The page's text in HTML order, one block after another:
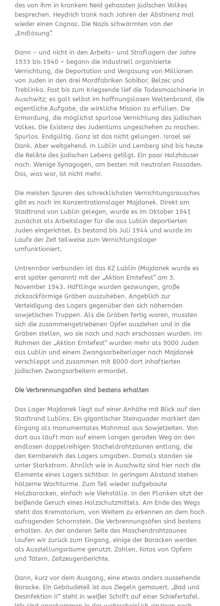
des von ihm in krankem Neid gehassten jüdischen Volkes
besprechen. Heydrich trank nach Jahren der Abstinenz mal
wieder einen Cognac. Die Nazis schwärmten von der
„Endlösung“.
Dann – und nicht in den Arbeits- und Straflagern der Jahre
1933 bis 1940 – begann die industriell organisierte
Vernichtung, die Deportation und Vergasung von Millionen
von Juden in den drei Mordfabriken Sobibor, Belzec und
Treblinka. Fast bis zum Kriegsende lief die Todesmaschinerie in
Auschwitz; es galt selbst im hoffnungslosen Weltenbrand, die
eigentliche Aufgabe, die wirkliche Mission zu erfüllen. Die
Ermordung, die möglichst spurlose Vernichtung des jüdischen
Volkes. Die Existenz des Judentums ungeschehen zu machen.
Spurlos. Endgültig. Ganz ist das nicht gelungen. Israel sei
Dank. Aber weitgehend. In Lublin und Lemberg sind bis heute
die Relikte des jüdischen Lebens getilgt. Ein paar Holzhäuser
noch. Wenige Synagogen, am besten mit neutralen Fassaden.
Das, was war, ist nicht mehr.
Die meisten Spuren des schrecklichsten Vernichtungsrausches
gibt es noch im Konzentrationslager Majdanek. Direkt am
Stadtrand von Lublin gelegen, wurde es im Oktober 1941
zunächst als Arbeitslager für die aus Lublin deportierten
Juden eingerichtet. Es bestand bis Juli 1944 und wurde im
Laufe der Zeit teilweise zum Vernichtungslager
umfunktioniert.
Untrennbar verbunden ist das KZ Lublin (Majdanek wurde es
erst später genannt) mit der „Aktion Erntefest“ am 3.
November 1943. Häftlinge wurden gezwungen, große
zickzackförmige Gräben auszuheben. Angeblich zur
Verteidigung des Lagers gegenüber den sich nähernden
sowjetischen Truppen. Als die Gräben fertig waren, mussten
sich die zusammengetriebenen Opfer ausziehen und in die
Gräben stellen, wo sie nach und nach erschossen wurden. Im
Rahmen der „Aktion Erntefest“ wurden mehr als 9000 Juden
aus Lublin und einem Zwangsarbeiterlager nach Majdanek
verschleppt und zusammen mit 8000 dort inhaftierten
jüdischen Zwangsarbeitern ermordet.
Die Verbrennungsöfen sind bestens erhalten
Das Lager Majdanek liegt auf einer Anhöhe mit Blick auf den
Stadtrand Lublins. Ein gigantischer Steinquader markiert den
Eingang als monumentales Mahnmal aus Sowjetzeiten. Von
dort aus läuft man auf einem langen geraden Weg an den
endlosen doppelreihigen Stacheldrahtzäunen entlang, die
den Kernbereich des Lagers umgaben. Damals standen sie
unter Starkstrom. Ähnlich wie in Auschwitz sind hier noch die
Elemente eines Lagers sichtbar. In geringem Abstand stehen
hölzerne Wachtürme. Zum Teil wieder aufgebaute
Holzbaracken, einfach wie Viehställe. In den Planken sitzt der
beißende Geruch eines Holzschutzmittels. Am Ende des Wegs
steht das Krematorium, von Weitem zu erkennen an dem hoch
aufragenden Schornstein. Die Verbrennungsöfen sind bestens
erhalten. An der anderen Seite des Maschendrahtzaunes
laufen wir zurück zum Eingang, einige der Baracken werden
als Ausstellungsräume genutzt. Zahlen, Fotos von Opfern
und Tätern. Zeitzeugenberichte.
Dann, kurz vor dem Ausgang, eine etwas anders aussehende
Baracke. Ein Gebäudeteil ist aus Ziegeln gemauert. „Bad und
Desinfektion II“ steht in weißer Schrift auf einer Schiefertafel.